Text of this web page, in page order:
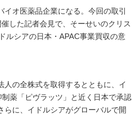
イオ医薬品企業になる。今回の取引
した記者会見で、そーせいのクリス
ルシアの日本・APAC事業買収の意
の全株式を取得するとともに、イ
薬「ピヴラッツ」と近く日本で承認
らに、イドルシアがグローバルで開